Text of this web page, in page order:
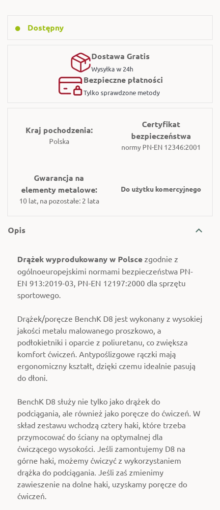
Dostępny
Dostawa Gratis
Wysyłka w 24h
Bezpieczne płatności
Tylko sprawdzone metody
Kraj pochodzenia:
Polska
Certyfikat
bezpieczeństwa
normy PN-EN 12346:2001
Gwarancja na
elementy metalowe:
10 lat, na pozostałe: 2 lata
Do użytku komercyjnego
Opis
Drążek wyprodukowany w Polsce zgodnie z
ogólnoeuropejskimi normami bezpieczeństwa PN-
EN 913:2019-03, PN-EN 12197:2000 dla sprzętu
sportowego.
Drążek/poręcze BenchK D8 jest wykonany z wysokiej
jakości metalu malowanego proszkowo, a
podłokietniki i oparcie z poliuretanu, co zwiększa
komfort ćwiczeń. Antypoślizgowe rączki mają
ergonomiczny kształt, dzięki czemu idealnie pasują
do dłoni.
BenchK D8 służy nie tylko jako drążek do
podciągania, ale również jako poręcze do ćwiczeń. W
skład zestawu wchodzą cztery haki, które trzeba
przymocować do ściany na optymalnej dla
ćwiczącego wysokości. Jeśli zamontujemy D8 na
górne haki, możemy ćwiczyć z wykorzystaniem
drążka do podciągania. Jeśli zaś zmienimy
zawieszenie na dolne haki, uzyskamy poręcze do
ćwiczeń.